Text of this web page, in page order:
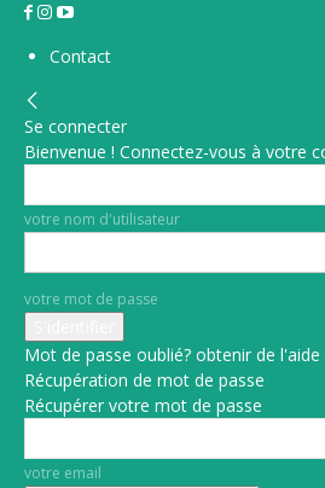
Contact
Se connecter
Bienvenue ! Connectez-vous à votre
votre nom d'utilisateur
votre mot de passe
Mot de passe oublié? obtenir de l'aide
Récupération de mot de passe
Récupérer votre mot de passe
votre email